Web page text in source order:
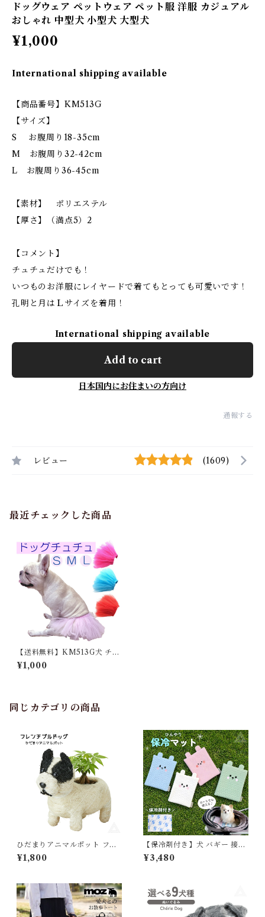
ドッグウェア ペットウェア ペット服 洋服 カジュアル
おしゃれ 中型犬 小型犬 大型犬
¥1,000
International shipping available
【商品番号】KM513G
【サイズ】
S お腹周り18-35cm
M お腹周り32-42cm
L お腹周り36-45cm
【素材】 ポリエステル
【厚さ】（満点5）2
【コメント】
チュチュだけでも！
いつものお洋服にレイヤードで着てもとっても可愛いです！
孔明と月はＬサイズを着用！
International shipping available
Add to cart
日本国内にお住まいの方向け
通報する
レビュー (1609)
最近チェックした商品
【送料無料】KM513G犬 チュ
チュ バレリーナ スカート ふり
ふり コスプレ フレブル フレン
大型犬
¥1,000
同じカテゴリの商品
ひだまりアニマルポット フレ
ンチブルドッグ フレブル 穴な
し 5392 植木鉢 おしゃれ ガー
インテリア 犬グッズ おしゃれ
可愛い 犬好き 癒し プレゼント
ギフト 贈り物 5392
¥1,800
【保冷剤付き】犬 バギー 接触
冷感 ひんやり 保冷マット ペッ
トカート キャリーバッグ 保冷
ルマット 冷感 暑さ対策 夏 コ
ンパクト カートアクセサリー
犬 猫 お出かけ おしゃれ かわ
¥3,480